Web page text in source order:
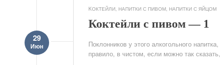
KОКТЕЙЛИ, НАПИТКИ С ПИВОМ, НАПИТКИ С ЯЙЦОМ
Коктейли с пивом — 1
29
Июн
Поклонников у этого алкогольного
правило, в чистом, если можно так